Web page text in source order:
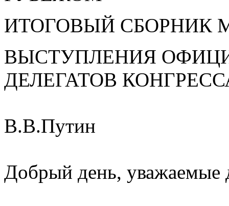
ИТОГОВЫЙ СБОРНИК
ВЫСТУПЛЕНИЯ
ДЕЛЕГАТОВ
В.В.Путин
Добрый день, уважаемые